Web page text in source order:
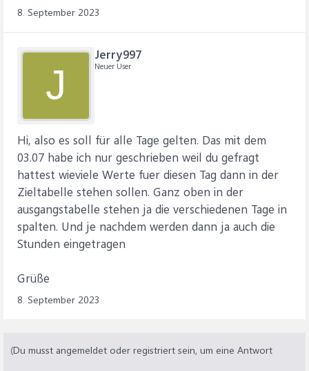
8. September 2023
J
Jerry997
Neuer User
Hi, also es soll für alle Tage gelten. Das mit dem
03.07 habe ich nur geschrieben weil du gefragt
hattest wieviele Werte fuer diesen Tag dann in der
Zieltabelle stehen sollen. Ganz oben in der
ausgangstabelle stehen ja die verschiedenen Tage in
spalten. Und je nachdem werden dann ja auch die
Stunden eingetragen
Grüße
8. September 2023
(Du musst angemeldet oder registriert sein, um eine Antwort